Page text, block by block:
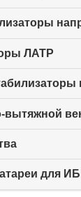
ЛАТР
для